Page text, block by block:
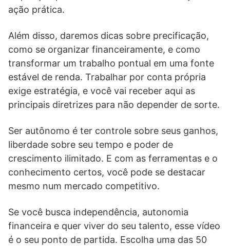
ação prática.
Além disso, daremos dicas sobre precificação,
como se organizar financeiramente, e como
transformar um trabalho pontual em uma fonte
estável de renda. Trabalhar por conta própria
exige estratégia, e você vai receber aqui as
principais diretrizes para não depender de sorte.
Ser autônomo é ter controle sobre seus ganhos,
liberdade sobre seu tempo e poder de
crescimento ilimitado. E com as ferramentas e o
conhecimento certos, você pode se destacar
mesmo num mercado competitivo.
Se você busca independência, autonomia
financeira e quer viver do seu talento, esse vídeo
é o seu ponto de partida. Escolha uma das 50